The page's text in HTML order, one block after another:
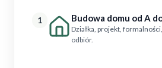
1 Budowa domu od A
Działka, projekt,
odbiór.